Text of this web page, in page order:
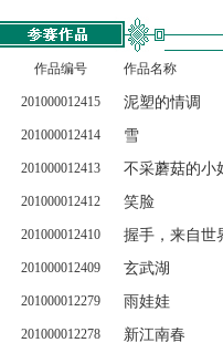
作品编号 作品名称
201000012415 泥塑的情调
201000012414 雪
201000012413 不采蘑菇的小
201000012412 笑脸
201000012410 握手，来自世
201000012409 玄武湖
201000012279 雨娃娃
201000012278 新江南春